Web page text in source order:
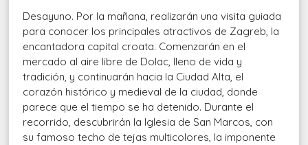
Desayuno. Por la mañana, realizarán una visita guiada
para conocer los principales atractivos de Zagreb, la
encantadora capital croata. Comenzarán en el
mercado al aire libre de Dolac, lleno de vida y
tradición, y continuarán hacia la Ciudad Alta, el
corazón histórico y medieval de la ciudad, donde
parece que el tiempo se ha detenido. Durante el
recorrido, descubrirán la Iglesia de San Marcos, con
su famoso techo de tejas multicolores, la imponente